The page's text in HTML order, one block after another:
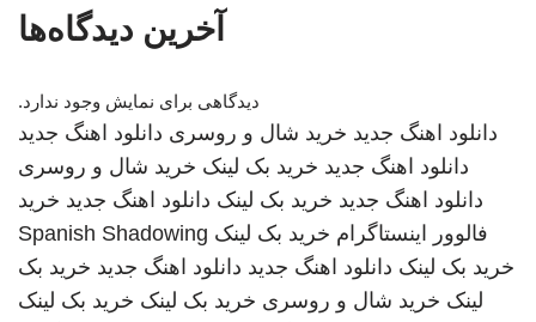
آخرین دیدگاه‌ها
دیدگاهی برای نمایش وجود ندارد.
دانلود اهنگ جدید خرید شال و روسری دانلود اهنگ جدید
دانلود اهنگ جدید خرید بک لینک خرید شال و روسری
دانلود اهنگ جدید خرید بک لینک دانلود اهنگ جدید خرید
فالوور اینستاگرام خرید بک لینک Spanish Shadowing
خرید بک لینک دانلود اهنگ جدید دانلود اهنگ جدید خرید بک
لینک خرید شال و روسری خرید بک لینک خرید بک لینک